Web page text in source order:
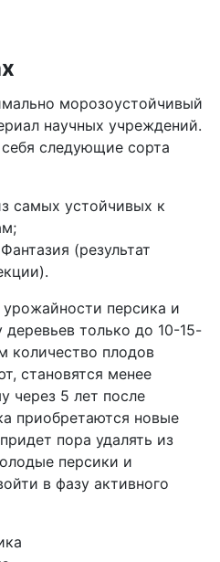
морозоустойчивый
научных учреждений.
следующие сорта
самых устойчивых к
(результат
персика и
деревьев только до 10-15-
количество плодов
становятся менее
через 5 лет после
приобретаются новые
пора удалять из
персики и
в фазу активного